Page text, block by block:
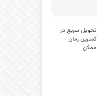
تحویل سریع در
کمترین زمان
ممکن